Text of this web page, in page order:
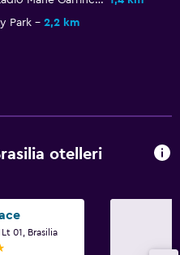
Park
2,2 km
otelleri
01, Brasilia